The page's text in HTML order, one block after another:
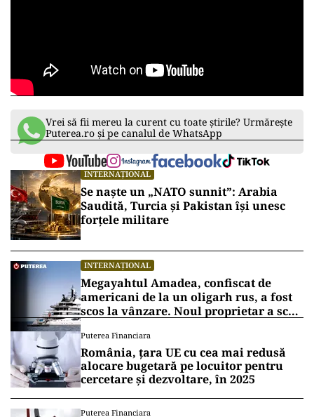
Vrei să fii mereu la curent cu toate știrile? Urmărește
Puterea.ro și pe canalul de WhatsApp
INTERNAȚIONAL
Se naște un „NATO sunnit”: Arabia
Saudită, Turcia și Pakistan își unesc
forțele militare
INTERNAȚIONAL
Megayahtul Amadea, confiscat de
americani de la un oligarh rus, a fost
scos la vânzare. Noul proprietar a scos
Puterea Financiara
România, țara UE cu cea mai redusă
alocare bugetară pe locuitor pentru
cercetare și dezvoltare, în 2025
Puterea Financiara